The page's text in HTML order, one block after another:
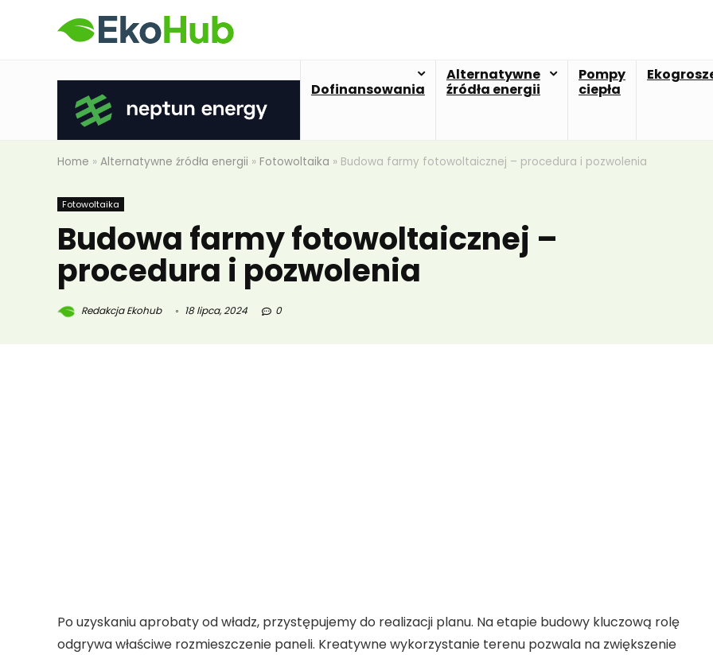
Dofinansowania
Alternatywne
źródła energii
Pompy
ciepła
Home » Alternatywne źródła energii » Fotowoltaika » Budowa farmy fotowoltaicznej – procedura i pozwolenia
Fotowoltaika
Budowa farmy fotowoltaicznej –
procedura i pozwolenia
Redakcja Ekohub 18 lipca, 2024 0
Po uzyskaniu aprobaty od władz, przystępujemy do realizacji planu. Na etapie budowy kluczową rolę
odgrywawłaściwe rozmieszczenie paneli. Kreatywne wykorzystanie terenu pozwala na zwiększenie